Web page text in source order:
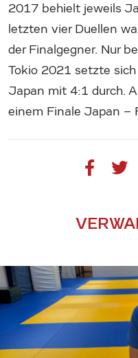
2017 behielt jeweils
letzten vier Duellen
der Finalgegner. Nur
Tokio 2021 setzte
Japan mit 4:1 durch.
einem Finale Japan –